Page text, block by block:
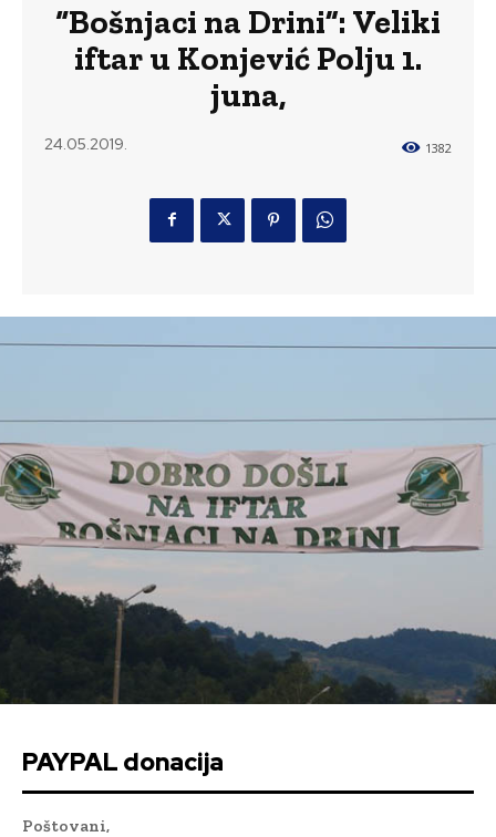
“Bošnjaci na Drini”: Veliki
iftar u Konjević Polju 1.
juna,
24.05.2019. 1382
PAYPAL donacija
Poštovani,